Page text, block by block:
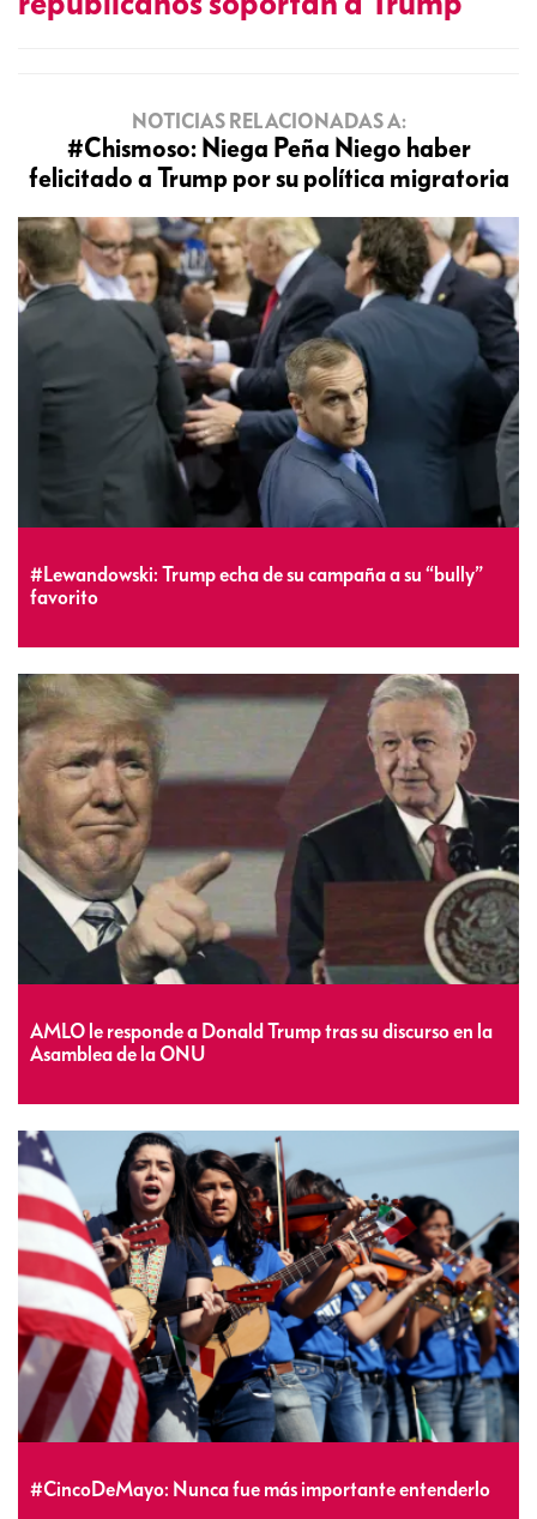
NOTICIAS RELACIONADAS A:
#Chismoso: Niega Peña Niego haber
felicitado a Trump por su política migratoria
#Lewandowski: Trump echa de su campaña a su “bully”
favorito
AMLO le responde a Donald Trump tras su discurso en la
Asamblea de la ONU
#CincoDeMayo: Nunca fue más importante entenderlo